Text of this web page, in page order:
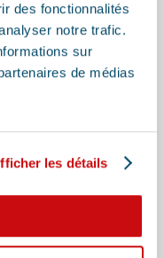
des fonctionnalités
notre trafic.
sur
de médias
les détails
vétérinaire
Prévenez-le de
que possible,
et le comportement de
en toute sécurité sans